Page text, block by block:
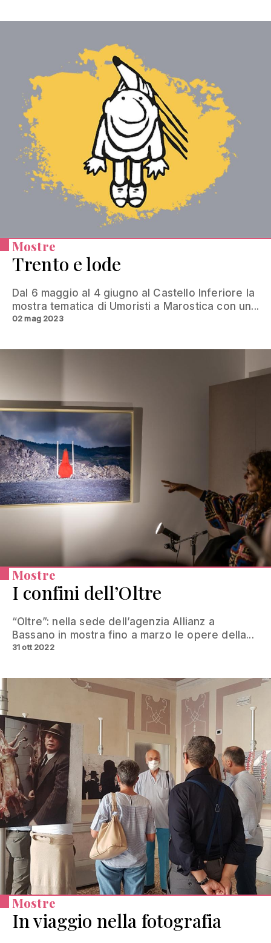
Mostre
Trento e lode
Dal 6 maggio al 4 giugno al Castello Inferiore la
mostra tematica di Umoristi a Marostica con un...
02 mag 2023
Mostre
I confini dell’Oltre
“Oltre”: nella sede dell’agenzia Allianz a
Bassano in mostra fino a marzo le opere della...
31 ott 2022
Mostre
In viaggio nella fotografia